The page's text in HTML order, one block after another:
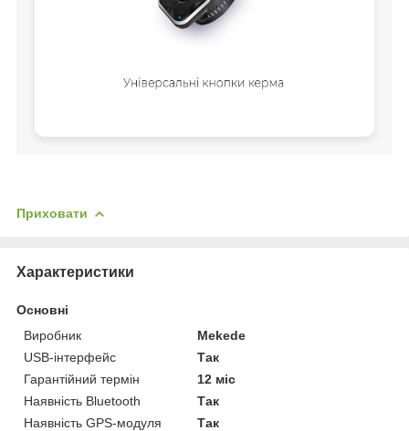
Приховати
Характеристики
Основні
Виробник
Mekede
USB-інтерфейс
Так
Гарантійний термін
12 міс
Наявність Bluetooth
Так
Наявність GPS-модуля
Так